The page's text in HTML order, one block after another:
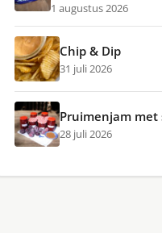
1 augustus 2026
Chip & Dip
31 juli 2026
Pruimenjam met
28 juli 2026